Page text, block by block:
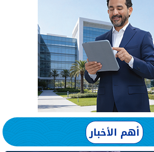
أهم الأخبار